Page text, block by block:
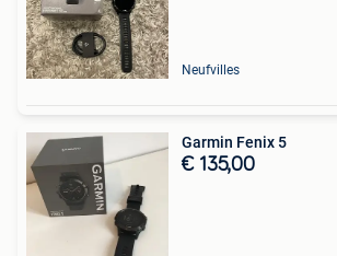
Neufvilles
Garmin Fenix 5
€ 135,00